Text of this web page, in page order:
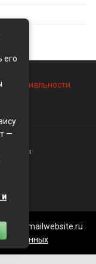
с
данных
его
—
и